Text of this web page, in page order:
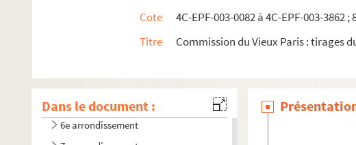
Cote
4C-EPF-003-0082 à 4C-EPF-003-3862
Titre
Commission du Vieux Paris : tirages
Dans le document :
1er arrondissement
4e arrondissement
5e arrondissement
6e arrondissement